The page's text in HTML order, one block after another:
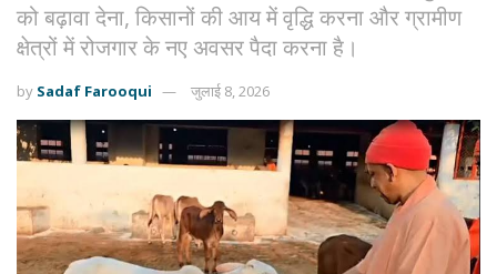
को बढ़ावा देना, किसानों की आय में वृद्धि करना और ग्रामीण
क्षेत्रों में रोजगार के नए अवसर पैदा करना है।
by Sadaf Farooqui जुलाई 8, 2026